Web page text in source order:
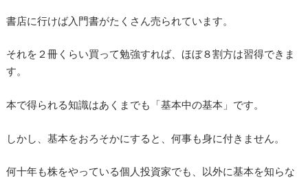
書店に行けば入門書がたくさん売られています。
それを２冊くらい買って勉強すれば、ほぼ８割方は習得できま
す。
本で得られる知識はあくまでも「基本中の基本」です。
しかし、基本をおろそかにすると、何事も身に付きません。
何十年も株をやっている個人投資家でも、以外に基本を知らな